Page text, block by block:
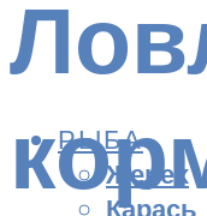
РЫБА
Жерех
Карась